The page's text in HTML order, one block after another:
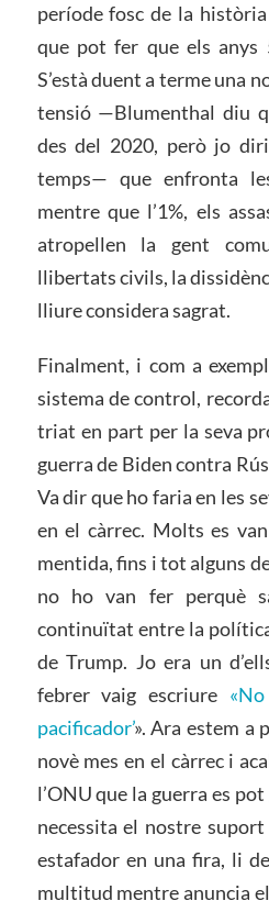
període fosc de la
que pot fer que els anys
S’està duent a terme una
tensió —Blumenthal diu
des del 2020, però jo
temps— que enfronta
mentre que l’1%, els
atropellen la gent
llibertats civils, la
lliure considera sagrat.
Finalment, i com a
sistema de control,
triat en part per la seva
guerra de Biden contra
Va dir que ho faria en les
en el càrrec. Molts es
mentida, fins i tot alguns
no ho van fer perquè
continuïtat entre la
de Trump. Jo era un
febrer vaig escriure
pacificador’». Ara estem a
novè mes en el càrrec i
l’ONU que la guerra es
necessita el nostre
estafador en una fira, li
multitud mentre anuncia